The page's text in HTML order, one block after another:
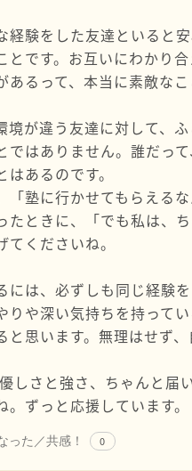
経験をした友達といると
とです。お互いにわかり
あるって、本当に素敵なこ
境が違う友達に対して、
ではありません。誰だっ
はあるのです。
「塾に行かせてもらえる
たときに、「でも私は、
てくださいね。
には、必ずしも同じ経験
りや深い気持ちを持って
と思います。無理はせず
しさと強さ、ちゃんと届
。ずっと応援しています。
った／共感！ 0